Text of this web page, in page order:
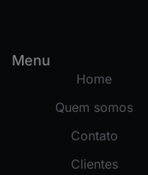
Menu
Home
Quem somos
Contato
Clientes